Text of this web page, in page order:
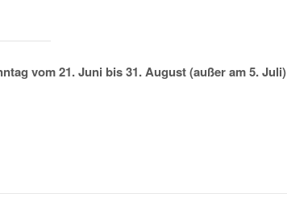
vom 21. Juni bis 31. August (außer am 5. Juli)